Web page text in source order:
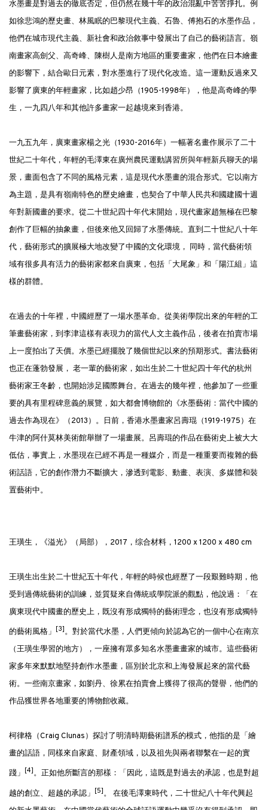
水墨畫是對過去的徹底否定，但仍然在幾十年的政治混亂中苦苦掙扎。例
如徐悲鴻的歷史畫、林風眠的巴黎現代主義、石魯、傅抱石的水墨作品，
他們在城市現代主義、新社會和政治敘事中發展出了自己的藝術語言。嶺
南畫家高劍父、高奇峰、陳樹人是南方地區的重要畫家，他們在日本繪畫
的影響下，結合歐日元素，對水墨進行了現代化改造。這一運動反過來又
影響了廣東的年輕畫家，比如趙少昂（1905-1998年），他是高奇峰的學
生，一九四八年和其他許多畫家一起越境來到香港。
一九五九年，廣東畫家楊之光（1930-2016年）一幅著名畫作展示了二十
世紀二十年代，年輕的毛澤東在廣州農民運動講習所與年輕新兵聊天的場
景，畫面包含了不同的風格元素，這是現代水墨畫的混合形式。它以南方
為主題，是具有嶺南特色的歷史繪畫，也契合了中華人民共和國建國十週
年對新國畫的要求。從二十世紀四十年代末開始，現代畫家趙無極在巴黎
創作了巨幅的抽象畫，但後來他又回歸了水墨傳統。直到二十世紀八十年
代，藝術形式的擴展極大地改變了中國的文化環境， 同時，當代藝術領
域有很多具有活力的藝術家都來自廣東，包括「大尾象」和「陽江組」這
樣的群體。
在過去的十年裡，中國經歷了一場水墨革命。從美術學院出來的年輕的工
筆畫藝術家，到李津這樣有表現力的當代人文主義作品，後者在拍賣市場
上一度拍出了天價。水墨已經擺脫了幾個世紀以來的預期形式。書法藝術
也正在蓬勃發展， 老一輩的藝術家，如出生於二十世紀四十年代的杭州
藝術家王冬齡，也開始涉足國際舞台。在過去的幾年裡，他參加了一些重
要的具有里程碑意義的展覽，如大都會博物館的《水墨藝術：當代中國的
過去作為現在》（2013）。日前，香港水墨畫家呂壽琨（1919-1975）在
牛津的阿什莫林美術館舉辦了一場畫展。呂壽琨的作品在藝術史上被大大
低估，事實上，水墨現在已經不再是一種媒介，而是一種重要而複雜的藝
術話語，它的創作潛力不斷擴大，滲透到電影、動畫、表演、多媒體和裝
置藝術中。
王璜生，《溢光》（局部），2017，综合材料，1200 x 1200 x 480 cm
王璜生出生於二十世紀五十年代，年輕的時候也經歷了一段艱難時期，他
受到過傳統藝術的訓練，並質疑來自傳統或學院派的觀點，他說過：「在
廣東現代中國畫的歷史上，既沒有形成獨特的藝術理念，也沒有形成獨特
的藝術風格」 [3]。對於當代水墨，人們更傾向於認為它的一個中心在南京
（王璜生學習的地方），一座擁有眾多知名水墨畫畫家的城市。這些藝術
家多年來默默地堅持創作水墨畫，區別於北京和上海發展起來的當代藝
術。一些南京畫家，如劉丹、徐累在拍賣會上獲得了很高的聲譽，他們的
作品獲世界各地重要的博物館收藏。
柯律格（Craig Clunas）探討了明清時期藝術譜系的模式，他指的是「繪
畫的話語，同樣來自家庭、財產領域，以及祖先與兩者聯繫在一起的實
踐」
[4] 。正如他所斷言的那樣：「因此，這既是對過去的承認，也是對超
越的創立、超越的承認」 [5]。 在後毛澤東時代，二十世紀八十年代興起